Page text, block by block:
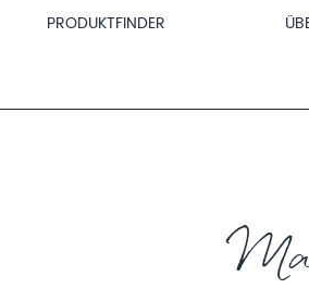
PRODUKTFINDER